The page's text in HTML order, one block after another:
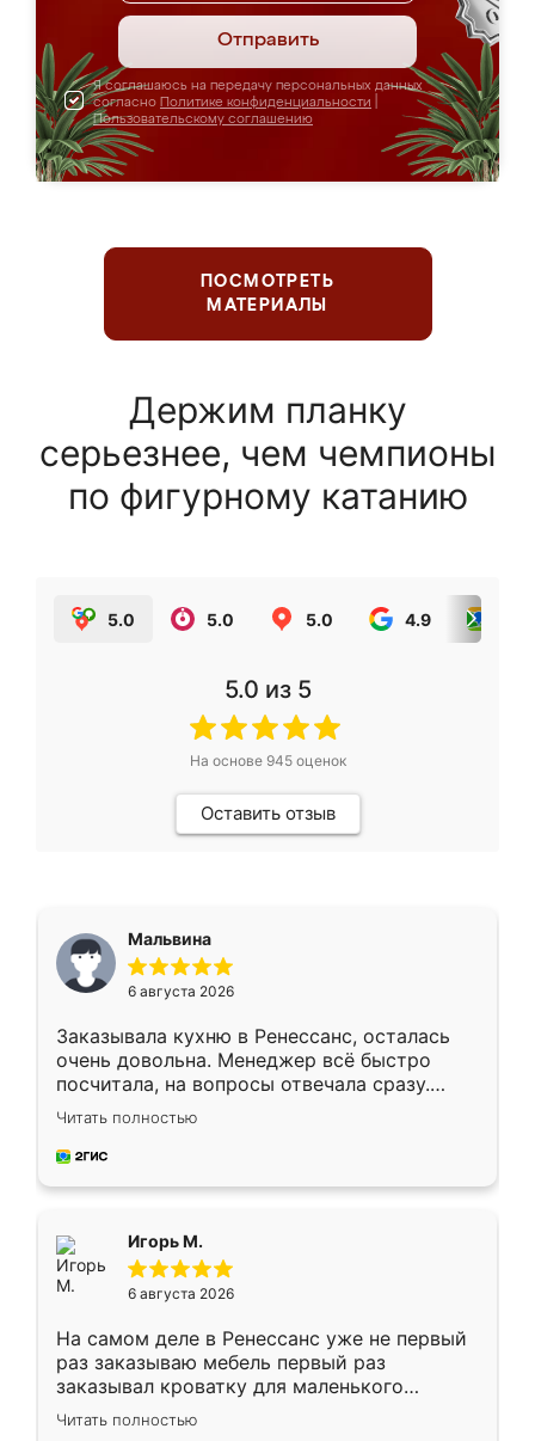
Отправить
Я соглашаюсь на передачу персональных данных
согласно Политике конфиденциальности
Пользовательскому соглашению
ПОСМОТРЕТЬ
МАТЕРИАЛЫ
Держим планку
серьезнее, чем чемпионы
по фигурному катанию
5.0 5.0 5.0 4.9
5.0 из 5
На основе 945оценок
Оставить отзыв
Мальвина
6 августа 2026
Заказывала кухню в Ренессанс, осталась
очень довольна. Менеджер всё быстро
посчитала, на вопросы отвечала сразу.
Замерщик приехал в субботу, подошёл к
делу со всей ответственностью. Собрали
за день, ребята работали аккуратно, даже
Читать полностью
Игорь М.
6 августа 2026
На самом деле в Ренессанс уже не первый
раз заказываю мебель первый раз
заказывал кроватку для маленького
ребёнка при его рождении ,во второй раз
заказал шкаф-купе. По качеству очень
Читать полностью